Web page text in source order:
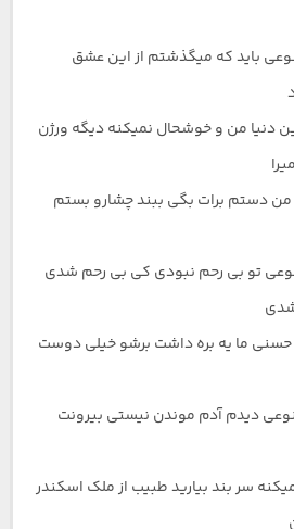
باید که میگذشتم از این عشق
دنیا من و خوشحال نمیکنه دیگه ورژن
دستم برات بگی ببند چشارو بستم
تو بی رحم نبودی کی بی رحم شدی
شدی
حسنی ما یه بره داشت برشو خیلی دوست
دیدم آدم موندن نیستی بیرونت
سر بند بیارید طبیب از ملک اسکندر